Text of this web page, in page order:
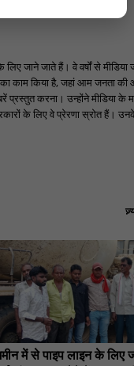
जाने जाते हैं। वे वर्षों से मीडिया
का काम किया है, जहां आम जनता
प्रस्तुत करना। उन्होंने मीडिया के
के लिए वे प्रेरणा स्रोत हैं।
में से पाइप लाइन के लिए